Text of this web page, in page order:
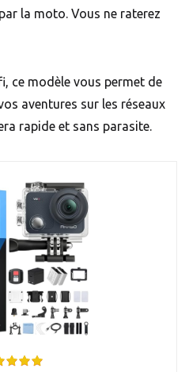
la moto. Vous ne raterez
ce modèle vous permet de
aventures sur les réseaux
rapide et sans parasite.